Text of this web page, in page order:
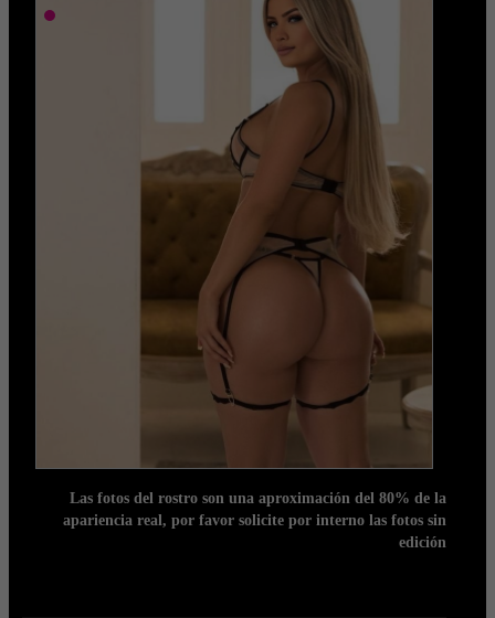
Las fotos del rostro son una aproximación del 80% de la
apariencia real, por favor solicite por interno las fotos sin
edición